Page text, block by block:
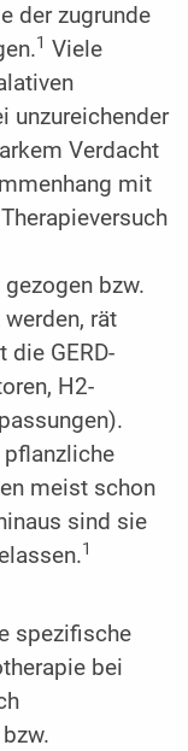
der zugrunde
1 Viele
unzureichender
Verdacht
mit
bzw.
rät
die GERD-
H2-
meist schon
sind sie
1
spezifische
bei